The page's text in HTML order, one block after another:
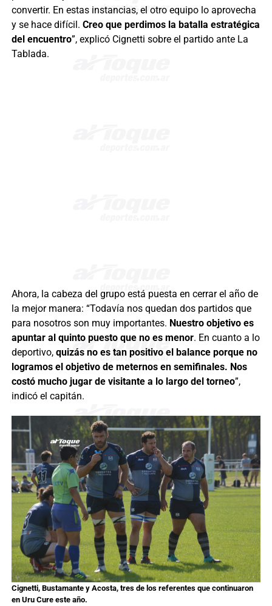
convertir. En estas instancias, el otro equipo lo aprovecha
y se hace difícil. Creo que perdimos la batalla estratégica
del encuentro”, explicó Cignetti sobre el partido ante La
Tablada.
Ahora, la cabeza del grupo está puesta en cerrar el año de
la mejor manera: “Todavía nos quedan dos partidos que
para nosotros son muy importantes. Nuestro objetivo es
apuntar al quinto puesto que no es menor. En cuanto a lo
deportivo, quizás no es tan positivo el balance porque no
logramos el objetivo de meternos en semifinales. Nos
costó mucho jugar de visitante a lo largo del torneo”,
indicó el capitán.
Cignetti, Bustamante y Acosta, tres de los referentes que continuaron
en Uru Cure este año.